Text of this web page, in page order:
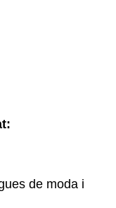
de moda i